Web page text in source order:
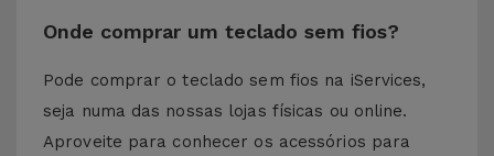
Onde comprar um teclado sem fios?
Pode comprar o teclado sem fios na iServices,
seja numa das nossas lojas físicas ou online.
Aproveite para conhecer os acessórios para